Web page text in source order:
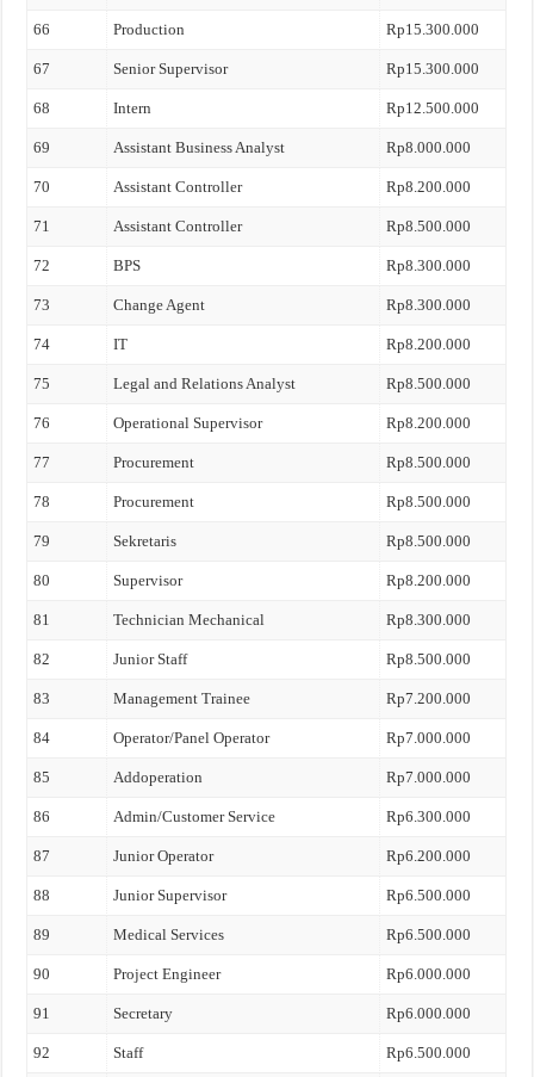
66 Production Rp15.300.000
67 Senior Supervisor Rp15.300.000
68 Intern Rp12.500.000
69 Assistant Business Analyst Rp8.000.000
70 Assistant Controller Rp8.200.000
71 Assistant Controller Rp8.500.000
72 BPS Rp8.300.000
73 Change Agent Rp8.300.000
74 IT Rp8.200.000
75 Legal and Relations Analyst Rp8.500.000
76 Operational Supervisor Rp8.200.000
77 Procurement Rp8.500.000
78 Procurement Rp8.500.000
79 Sekretaris Rp8.500.000
80 Supervisor Rp8.200.000
81 Technician Mechanical Rp8.300.000
82 Junior Staff Rp8.500.000
83 Management Trainee Rp7.200.000
84 Operator/Panel Operator Rp7.000.000
85 Addoperation Rp7.000.000
86 Admin/Customer Service Rp6.300.000
87 Junior Operator Rp6.200.000
88 Junior Supervisor Rp6.500.000
89 Medical Services Rp6.500.000
90 Project Engineer Rp6.000.000
91 Secretary Rp6.000.000
92 Staff Rp6.500.000